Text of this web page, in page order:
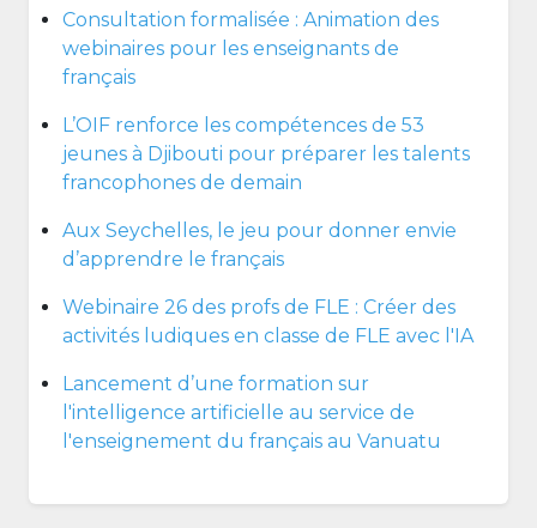
Consultation formalisée : Animation des
webinaires pour les enseignants de
français
L’OIF renforce les compétences de 53
jeunes à Djibouti pour préparer les talents
francophones de demain
Aux Seychelles, le jeu pour donner envie
d’apprendre le français
Webinaire 26 des profs de FLE : Créer des
activités ludiques en classe de FLE avec l'IA
Lancement d’une formation sur
l'intelligence artificielle au service de
l'enseignement du français au Vanuatu